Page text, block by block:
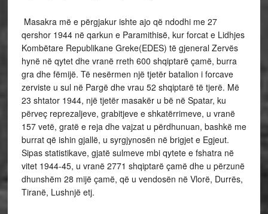
Masakra më e përgjakur ishte ajo që ndodhi me 27
qershor 1944 në qarkun e Paramithisë, kur forcat e Lidhjes
Kombëtare Republikane Greke(EDES) të gjeneral Zervës
hynë në qytet dhe vranë rreth 600 shqiptarë çamë, burra
gra dhe fëmijë. Të nesërmen një tjetër batalion i forcave
zerviste u sul në Pargë dhe vrau 52 shqiptarë të tjerë. Më
23 shtator 1944, një tjetër masakër u bë në Spatar, ku
përveç reprezaljeve, grabitjeve e shkatërrimeve, u vranë
157 vetë, gratë e reja dhe vajzat u përdhunuan, bashkë me
burrat që ishin gjallë, u syrgjynosën në brigjet e Egjeut.
Sipas statistikave, gjatë sulmeve mbi qytete e fshatra në
vitet 1944-45, u vranë 2771 shqiptarë çamë dhe u përzunë
dhunshëm 28 mijë çamë, që u vendosën në Vlorë, Durrës,
Tiranë, Lushnjë etj.